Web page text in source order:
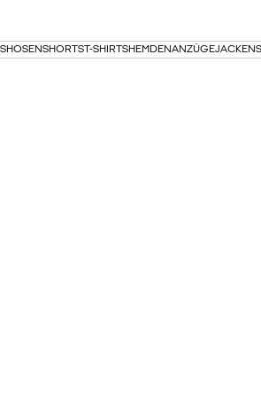
HOSENSHORTST-SHIRTSHEMDENANZÜGEJACKEN